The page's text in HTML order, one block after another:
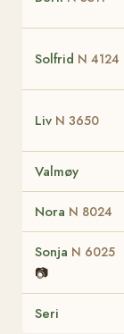
Solfrid N 4124
Liv N 3650
Valmøy
Nora N 8024
Sonja N 6025
📷
Seri